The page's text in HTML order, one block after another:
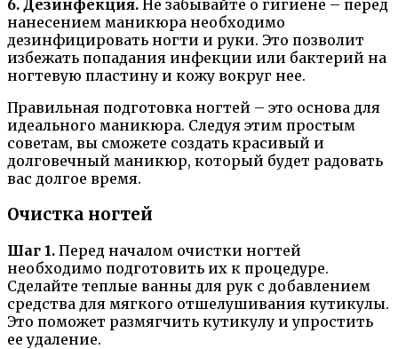
6. Дезинфекция. Не забывайте о гигиене – перед
нанесением маникюра необходимо
дезинфицировать ногти и руки. Это позволит
избежать попадания инфекции или бактерий на
ногтевую пластину и кожу вокруг нее.
Правильная подготовка ногтей – это основа для
идеального маникюра. Следуя этим простым
советам, вы сможете создать красивый и
долговечный маникюр, который будет радовать
вас долгое время.
Очистка ногтей
Шаг 1. Перед началом очистки ногтей
необходимо подготовить их к процедуре.
Сделайте теплые ванны для рук с добавлением
средства для мягкого отшелушивания кутикулы.
Это поможет размягчить кутикулу и упростить
ее удаление.